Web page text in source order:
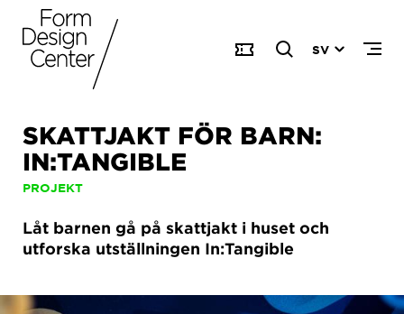
SV
SKATTJAKT FÖR BARN:
IN:TANGIBLE
PROJEKT
Låt barnen gå på skattjakt i huset och
utforska utställningen In:Tangible